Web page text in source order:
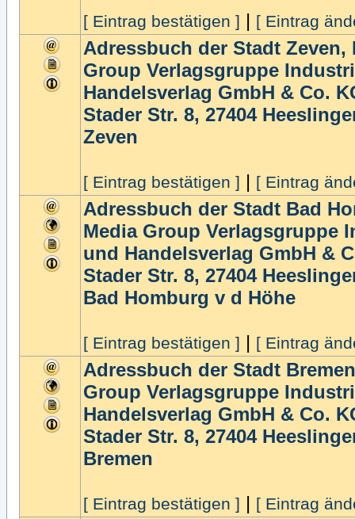
[ Eintrag bestätigen ] | [ Eintrag
Adressbuch der Stadt Zeven,
Group Verlagsgruppe
Handelsverlag GmbH & Co.
Stader Str. 8, 27404
Zeven
[ Eintrag bestätigen ] | [ Eintrag
Adressbuch der Stadt Bad
Media Group Verlagsgruppe
und Handelsverlag GmbH &
Stader Str. 8, 27404
Bad Homburg v d Höhe
[ Eintrag bestätigen ] | [ Eintrag
Adressbuch der Stadt
Group Verlagsgruppe
Handelsverlag GmbH & Co.
Stader Str. 8, 27404
Bremen
[ Eintrag bestätigen ] | [ Eintrag